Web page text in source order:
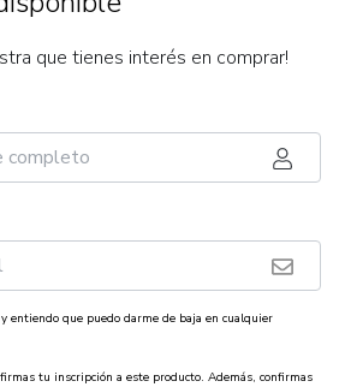
que tienes interés en comprar!
entiendo que puedo darme de baja en cualquier
tu inscripción a este producto. Además, confirmas